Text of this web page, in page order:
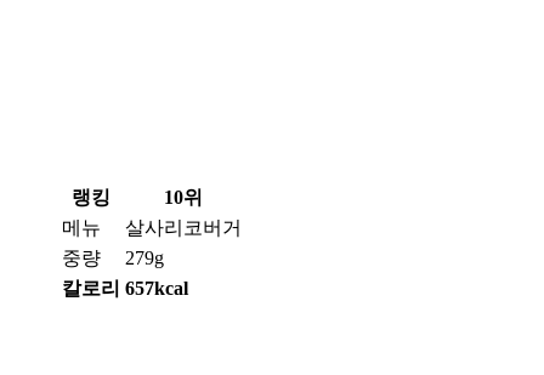
랭킹
10위
메뉴
살사리코버거
중량
279g
칼로리 657kcal